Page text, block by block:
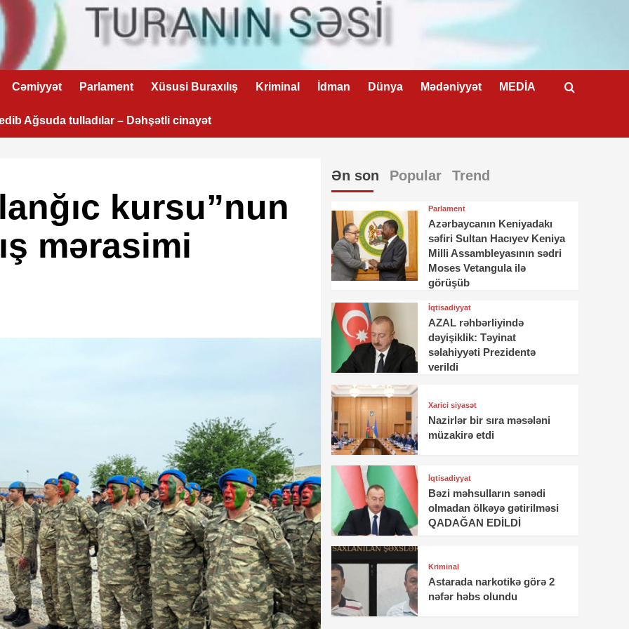
Cəmiyyət Parlament Xüsusi Buraxılış Kriminal İdman Dünya Mədəniyyət MEDİA
Ağsuda tulladılar – Dəhşətli cinayət
kursu”nun
mərasimi
Ən son Popular Trend
Parlament
Azərbaycanın Keniyadakı
səfiri Sultan Hacıyev Keniya
Milli Assambleyasının sədri
Moses Vetangula ilə
görüşüb
İqtisadiyyat
AZAL rəhbərliyində
dəyişiklik: Təyinat
səlahiyyəti Prezidentə
verildi
Xarici siyasət
Nazirlər bir sıra məsələni
müzakirə etdi
İqtisadiyyat
Bəzi məhsulların sənədi
olmadan ölkəyə gətirilməsi
QADAĞAN EDİLDİ
Kriminal
Astarada narkotikə görə 2
nəfər həbs olundu